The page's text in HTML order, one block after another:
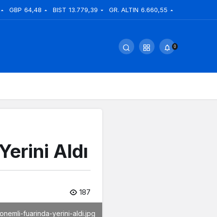
GBP 64,48 BIST 13.779,39 GR. ALTIN 6.660,55
0
Aldı
187
fuarinda-yerini-aldi.jpg